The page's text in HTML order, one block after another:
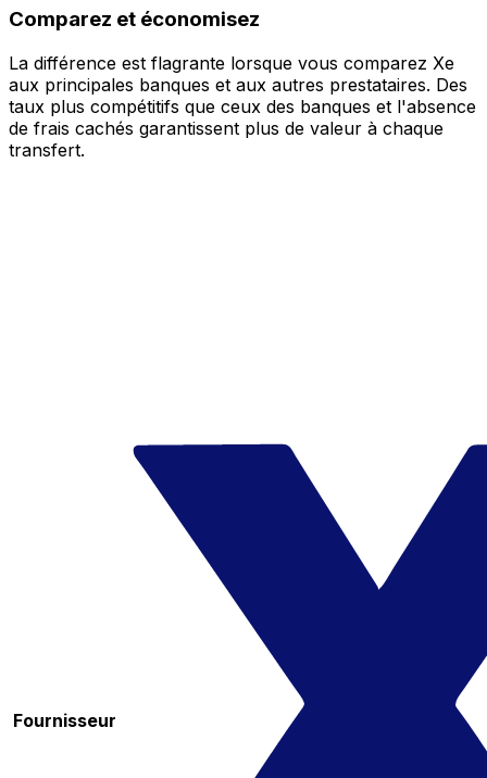
Comparez et économisez
La différence est flagrante lorsque vous comparez Xe
aux principales banques et aux autres prestataires. Des
taux plus compétitifs que ceux des banques et l'absence
de frais cachés garantissent plus de valeur à chaque
transfert.
Fournisseur